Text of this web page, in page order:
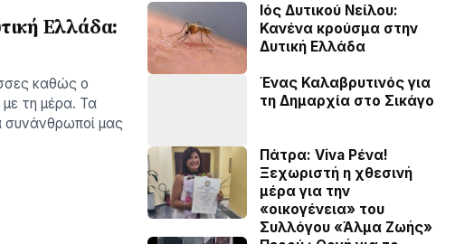
Ελλάδα:
καθώς ο
τη µέρα. Τα
συνάνθρωποί µας
Ιός Δυτικού Νείλου:
Κανένα κρούσμα στην
Δυτική Ελλάδα
Ένας Καλαβρυτινός για
τη Δημαρχία στο Σικάγο
Πάτρα: Viva Ρένα!
Ξεχωριστή η χθεσινή
μέρα για την
«οικογένεια» του
Συλλόγου «Άλμα Ζωής»